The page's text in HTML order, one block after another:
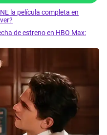
la película completa en
de estreno en HBO Max: